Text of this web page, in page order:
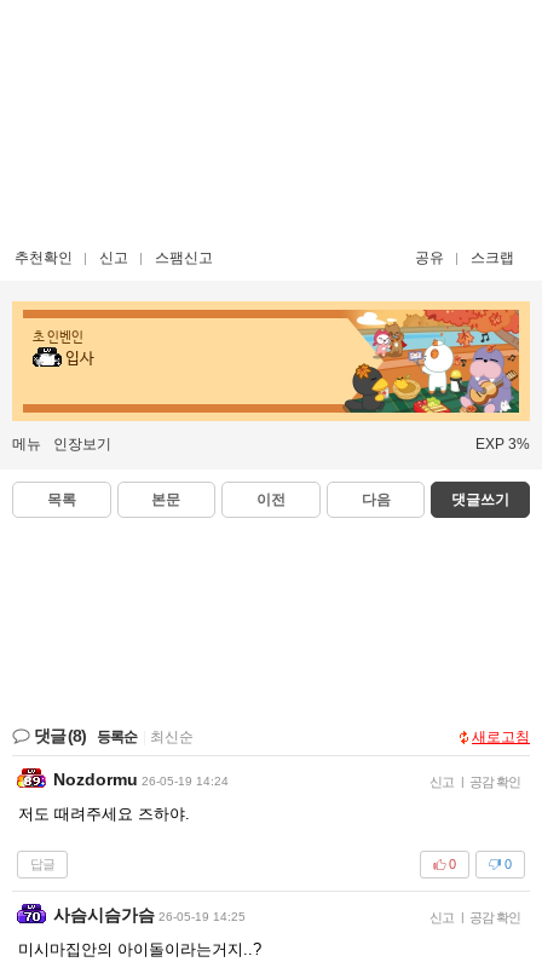
추천확인 신고 스팸신고 공유 스크랩
초 인벤인
입사
메뉴 인장보기 EXP 3%
목록 본문 이전 다음 댓글쓰기
댓글(8) 등록순 최신순 새로고침
Nozdormu 26-05-19 14:24 신고 | 공감 확인
저도 때려주세요 즈하야.
답글 0
0
사슴시슴가슴 26-05-19 14:25 신고 | 공감 확인
미시마집안의 아이돌이라는거지..?